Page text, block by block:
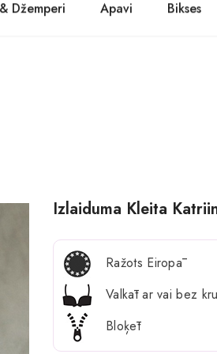
PASŪTĪT TŪLĪT! Prece tiks
Džemperi Apavi Bikses
Izlaiduma Kleita
Ražots Eiropā
Valkāt ar vai bez
Bloķēt